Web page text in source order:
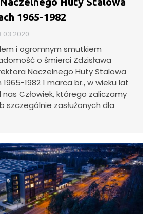
1965-1982
i ogromnym smutkiem
o śmierci Zdzisława
Naczelnego Huty Stalowa
1982 1 marca br., w wieku lat
nas Człowiek, którego zaliczamy
szczególnie zasłużonych dla